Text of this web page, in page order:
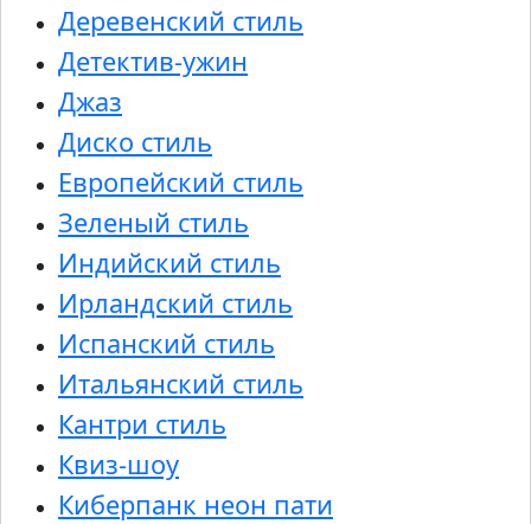
Деревенский стиль
Детектив-ужин
Джаз
Диско стиль
Европейский стиль
Зеленый стиль
Индийский стиль
Ирландский стиль
Испанский стиль
Итальянский стиль
Кантри стиль
Квиз-шоу
Киберпанк неон пати